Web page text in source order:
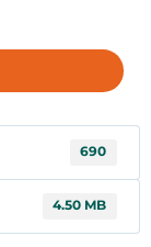
690
4.50 MB